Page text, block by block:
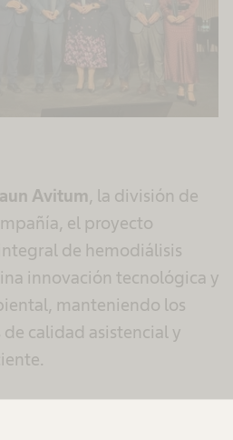
Avitum, la división de
el proyecto
de hemodiálisis
innovación tecnológica y
manteniendo los
calidad asistencial y